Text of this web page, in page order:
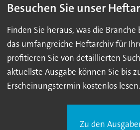
Besuchen Sie unser
Finden Sie heraus, was die
das umfangreiche Heftarchiv für
profitieren Sie von detaillierten
aktuellste Ausgabe können Sie bis
Erscheinungstermin kostenlos lesen.
Zu den